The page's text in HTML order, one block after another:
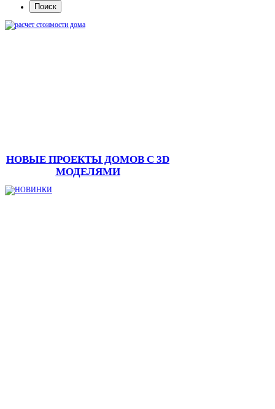
НОВЫЕ ПРОЕКТЫ ДОМОВ С 3D
МОДЕЛЯМИ